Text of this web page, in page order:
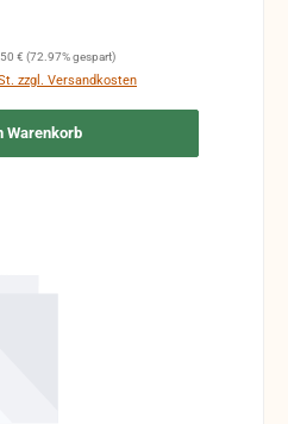
Preis:
€ (72.97% gespart)
zzgl. Versandkosten
Warenkorb